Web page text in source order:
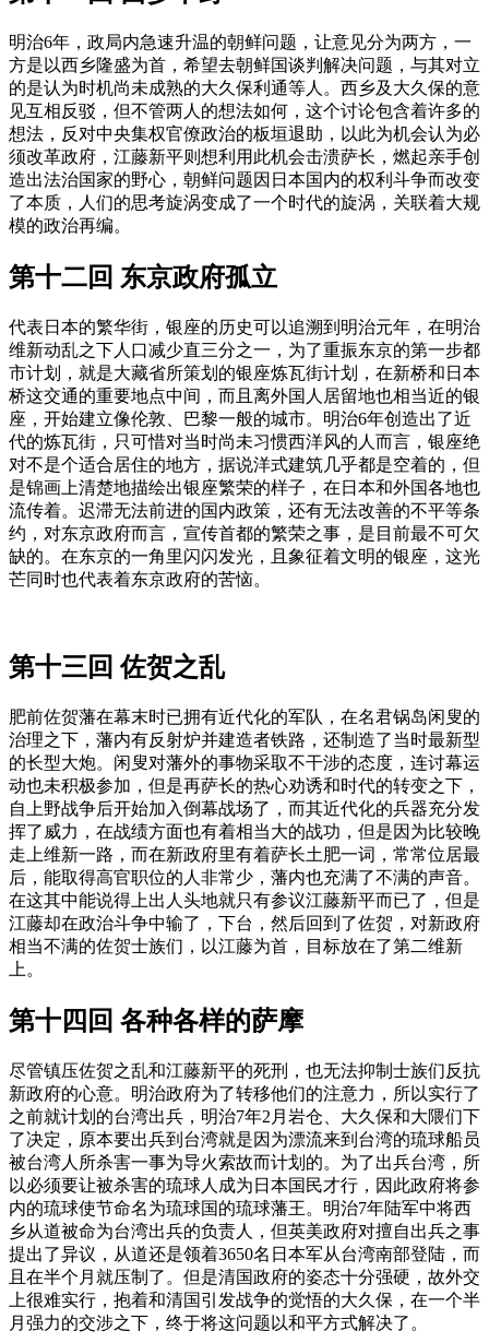
明治6年，政局内急速升温的朝鲜问题，让意见分为两方，一
方是以西乡隆盛为首，希望去朝鲜国谈判解决问题，与其对立
的是认为时机尚未成熟的大久保利通等人。西乡及大久保的意
见互相反驳，但不管两人的想法如何，这个讨论包含着许多的
想法，反对中央集权官僚政治的板垣退助，以此为机会认为必
须改革政府，江藤新平则想利用此机会击溃萨长，燃起亲手创
造出法治国家的野心，朝鲜问题因日本国内的权利斗争而改变
了本质，人们的思考旋涡变成了一个时代的旋涡，关联着大规
模的政治再编。
第十二回 东京政府孤立
代表日本的繁华街，银座的历史可以追溯到明治元年，在明治
维新动乱之下人口减少直三分之一，为了重振东京的第一步都
市计划，就是大藏省所策划的银座炼瓦街计划，在新桥和日本
桥这交通的重要地点中间，而且离外国人居留地也相当近的银
座，开始建立像伦敦、巴黎一般的城市。明治6年创造出了近
代的炼瓦街，只可惜对当时尚未习惯西洋风的人而言，银座绝
对不是个适合居住的地方，据说洋式建筑几乎都是空着的，但
是锦画上清楚地描绘出银座繁荣的样子，在日本和外国各地也
流传着。迟滞无法前进的国内政策，还有无法改善的不平等条
约，对东京政府而言，宣传首都的繁荣之事，是目前最不可欠
缺的。在东京的一角里闪闪发光，且象征着文明的银座，这光
芒同时也代表着东京政府的苦恼。
第十三回 佐贺之乱
肥前佐贺藩在幕末时已拥有近代化的军队，在名君锅岛闲叟的
治理之下，藩内有反射炉并建造者铁路，还制造了当时最新型
的长型大炮。闲叟对藩外的事物采取不干涉的态度，连讨幕运
动也未积极参加，但是再萨长的热心劝诱和时代的转变之下，
自上野战争后开始加入倒幕战场了，而其近代化的兵器充分发
挥了威力，在战绩方面也有着相当大的战功，但是因为比较晚
走上维新一路，而在新政府里有着萨长土肥一词，常常位居最
后，能取得高官职位的人非常少，藩内也充满了不满的声音。
在这其中能说得上出人头地就只有参议江藤新平而已了，但是
江藤却在政治斗争中输了，下台，然后回到了佐贺，对新政府
相当不满的佐贺士族们，以江藤为首，目标放在了第二维新
上。
第十四回 各种各样的萨摩
尽管镇压佐贺之乱和江藤新平的死刑，也无法抑制士族们反抗
新政府的心意。明治政府为了转移他们的注意力，所以实行了
之前就计划的台湾出兵，明治7年2月岩仓、大久保和大隈们下
了决定，原本要出兵到台湾就是因为漂流来到台湾的琉球船员
被台湾人所杀害一事为导火索故而计划的。为了出兵台湾，所
以必须要让被杀害的琉球人成为日本国民才行，因此政府将参
内的琉球使节命名为琉球国的琉球藩王。明治7年陆军中将西
乡从道被命为台湾出兵的负责人，但英美政府对擅自出兵之事
提出了异议，从道还是领着3650名日本军从台湾南部登陆，而
且在半个月就压制了。但是清国政府的姿态十分强硬，故外交
上很难实行，抱着和清国引发战争的觉悟的大久保，在一个半
月强力的交涉之下，终于将这问题以和平方式解决了。